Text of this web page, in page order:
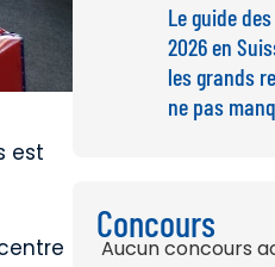
est
Le guide
2026 en
les grands
ne pas
Concours
Aucun concours